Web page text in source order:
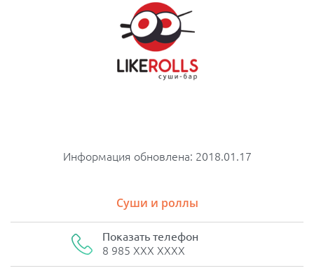
Информация обновлена: 2018.01.17
Суши и роллы
Показать телефон
8 985 XXX XXXX